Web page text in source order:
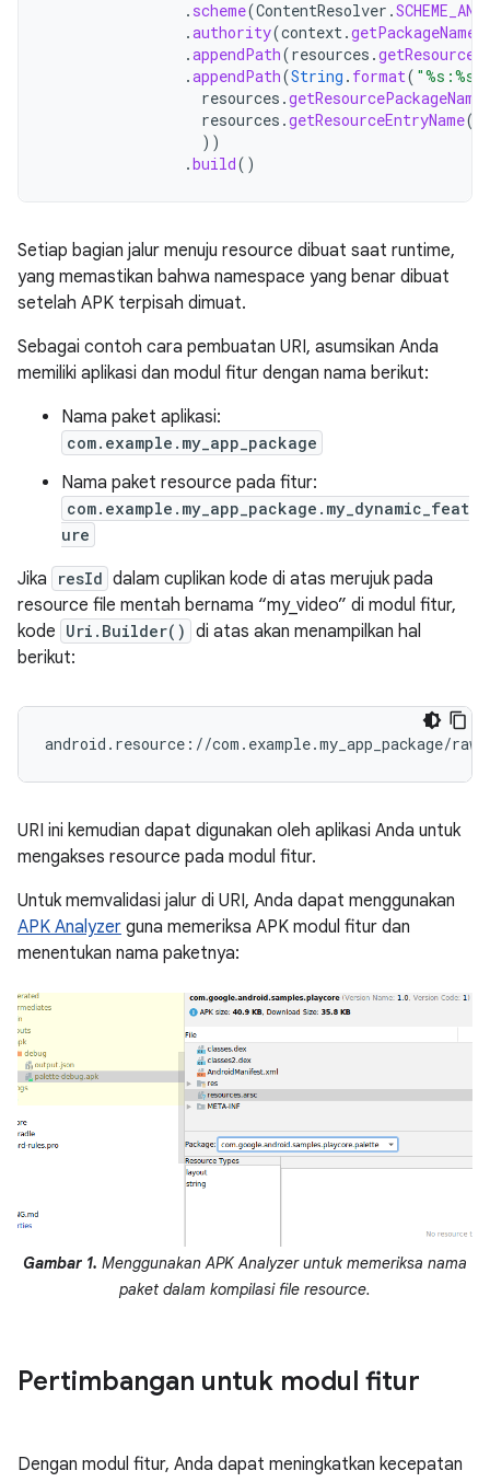
. scheme(ContentResolver .
.authority(context.getPackageName
.appendPath(resources .
.appendPath(String . format( "%s:%s"
resources .getResourcePackageName
resources .getResourceEntryName(
))
.build()
Setiap bagian jalur menuju resource dibuat saat runtime,
yang memastikan bahwa namespace yang benar dibuat
setelah APK terpisah dimuat.
Sebagai contoh cara pembuatan URI, asumsikan Anda
memiliki aplikasi dan modul fitur dengan nama berikut:
Nama paket aplikasi:
com.example.my_app_package
Nama paket resource pada fitur:
com.example.my_app_package.my_dynamic_feat
ure
Jika resId dalam cuplikan kode di atas merujuk pada
resource file mentah bernama “my_video” di modul fitur,
kode Uri.Builder() di atas akan menampilkan hal
berikut:
URI ini kemudian dapat digunakan oleh aplikasi Anda untuk
mengakses resource pada modul fitur.
Untuk memvalidasi jalur di URI, Anda dapat menggunakan
APK Analyzer guna memeriksa APK modul fitur dan
menentukan nama paketnya:
Gambar 1. Menggunakan APK Analyzer untuk memeriksa nama
paket dalam kompilasi file resource.
Pertimbangan untuk modul fitur
Dengan modul fitur, Anda dapat meningkatkan kecepatan